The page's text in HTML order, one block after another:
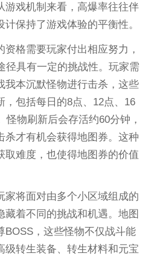
游戏机制来看，高爆率往往伴
保持了游戏体验的平衡性。
资格需要玩家付出相应努力，
径具有一定的挑战性。玩家需
我本沉默怪物进行击杀，这些
，包括每日的8点、12点、16
怪物刷新后会存活约60分钟，
杀才有机会获得地图券。这种
取难度，也使得地图券的价值
家将面对由多个小区域组成的
着不同的挑战和机遇。地图
BOSS，这些怪物不仅战斗能
级转生装备、转生材料和元宝